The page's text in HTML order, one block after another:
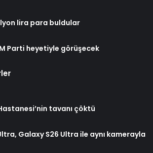
lira para buldular
Parti heyetiyle görüşecek
tavanı çöktü
Galaxy S26 Ultra ile aynı kamerayla